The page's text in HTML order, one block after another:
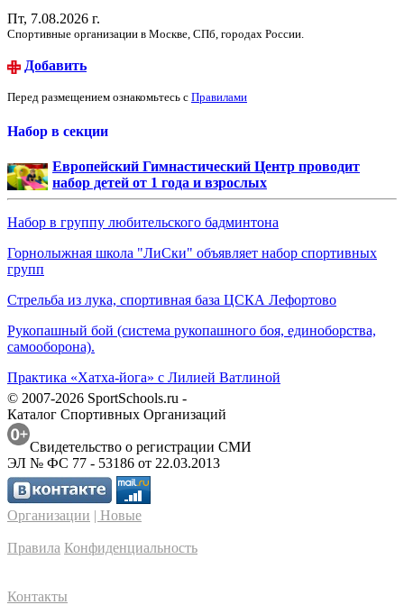
Пт, 7.08.2026 г.
Спортивные организации в Москве, СПб, городах России.
Добавить
Перед размещением ознакомьтесь с Правилами
Набор в секции
Европейский Гимнастический Центр проводит
набор детей от 1 года и взрослых
Набор в группу любительского бадминтона
Горнолыжная школа "ЛиСки" объявляет набор спортивных
групп
Стрельба из лука, спортивная база ЦСКА Лефортово
Рукопашный бой (система рукопашного боя, единоборства,
самооборона).
Практика «Хатха-йога» с Лилией Ватлиной
© 2007-2026 SportSchools.ru -
Каталог Спортивных Организаций
Свидетельство о регистрации СМИ
ЭЛ № ФС 77 - 53186 от 22.03.2013
Организации | Новые
Правила Конфиденциальность
Контакты